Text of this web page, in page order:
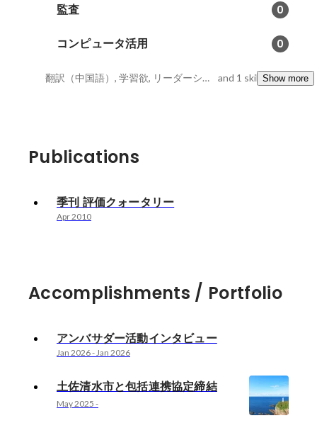
監査 0
コンピュータ活用 0
翻訳（中国語）, 学習欲, リーダーシップ and 1 skillsShow more
Publications
季刊 評価クォータリー
Apr 2010
Accomplishments / Portfolio
アンバサダー活動インタビュー
Jan 2026- Jan 2026
土佐清水市と包括連携協定締結
May 2025 -